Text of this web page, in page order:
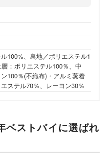
100%、裏地／ポリエステル1
：ポリエステル100％、中
100％(不織布)・アルミ蒸着
ステル70％、レーヨン30％
ベストバイに選ばれ